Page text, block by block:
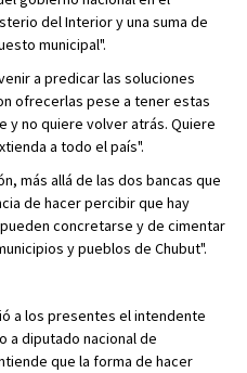
del Interior y una suma de
municipal".
a predicar las soluciones
ofrecerlas pese a tener estas
y no quiere volver atrás. Quiere
a todo el país".
más allá de las dos bancas que
de hacer percibir que hay
concretarse y de cimentar
y pueblos de Chubut".
a los presentes el intendente
a diputado nacional de
que la forma de hacer